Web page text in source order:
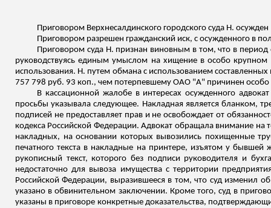
Приговором Верхнесалдинского городского суда Н.
Приговором разрешен гражданский иск, с осужденного в
Приговором суда Н. признан виновным в том, что в период
руководствуясь единым умыслом на хищение в особо
использования. Н. путем обмана с использованием
757 798 руб. 93 коп., чем потерпевшему ОАО "А" причинен
В кассационной жалобе в интересах осужденного
просьбы указывала следующее. Накладная является бланком,
подписей не предоставляет прав и не освобождает от
кодекса Российской Федерации. Адвокат обращала внимание на
накладных, на основании которых вывозились похищенные
печатного текста в накладные на принтере, изъятом у
рукописный текст, которого без подписи руководителя и
недостаточно для вывоза имущества с территории
Российской Федерации, выразившееся в том, что суд изменил
указано в обвинительном заключении. Кроме того, суд в
указаны в приговоре конкретные доказательства,